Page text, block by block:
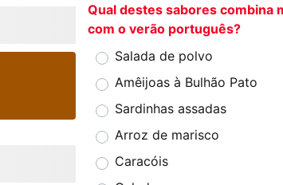
Qual destes sabores combina
com o verão português?
Salada de polvo
Amêijoas à Bulhão Pato
Sardinhas assadas
Arroz de marisco
Caracóis